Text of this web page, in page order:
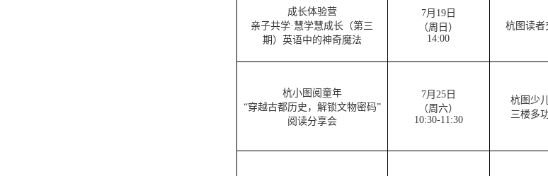
成长体验营
亲子共学·慧学慧成长（第三
期）英语中的神奇魔法
7月19日
（周日）
14:00
杭图读者
杭小图阅童年
“穿越古都历史，解锁文物密码”
阅读分享会
7月25日
（周六）
10:30-11:30
杭图少
三楼多